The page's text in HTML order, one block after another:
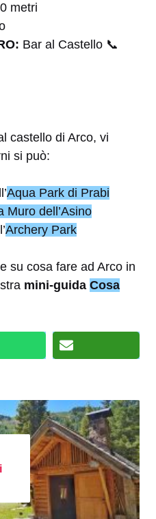
metri
Bar al Castello 📞
castello di Arco, vi
si può:
Aqua Park di Prabi
Muro dell’Asino
Archery Park
su cosa fare ad Arco in
mini-guida Cosa